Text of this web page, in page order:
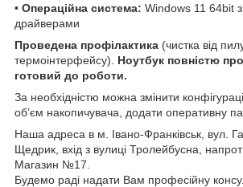
• Операційна система: Windows 11 64bit
драйверами
Проведена профілактика (чистка від
термоінтерфейсу). Ноутбук повністю
готовий до роботи.
За необхідністю можна змінити
об’єм накопичувача, додати оперативну
Наша адреса в м. Івано-Франківськ, вул.
Щедрик, вхід з вулиці Тролейбусна,
Магазин №17.
Будемо раді надати Вам професійну